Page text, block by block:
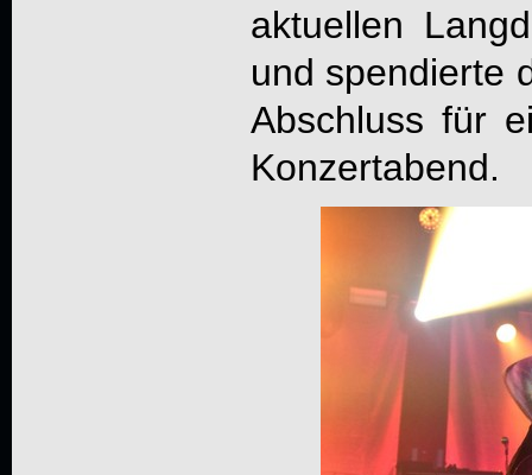
aktuellen
und spendierte
Abschluss für
Konzertabend.